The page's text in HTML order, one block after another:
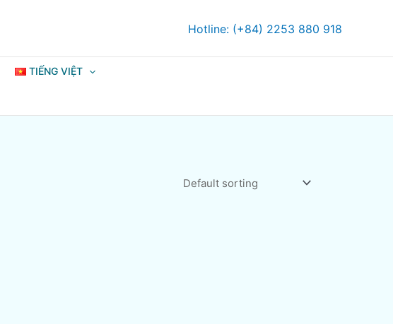
Hotline: (+84) 2253 880 918
TIẾNG VIỆT